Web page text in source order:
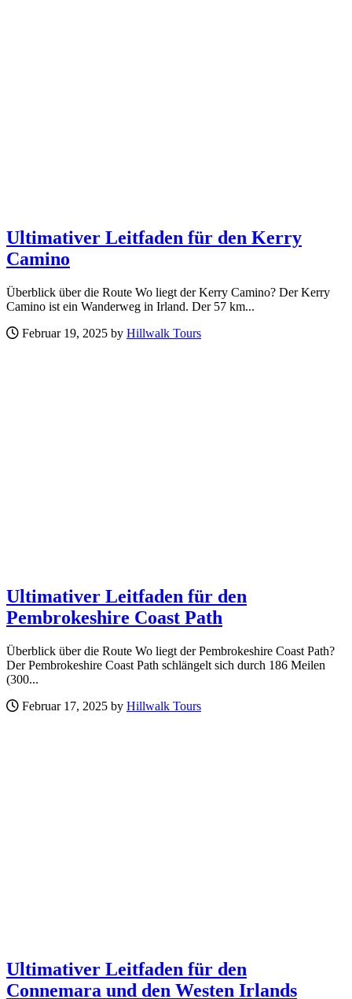
Ultimativer Leitfaden für den Kerry
Camino
Überblick über die Route Wo liegt der Kerry Camino? Der Kerry
Camino ist ein Wanderweg in Irland. Der 57 km...
Februar 19, 2025 by Hillwalk Tours
Ultimativer Leitfaden für den
Pembrokeshire Coast Path
Überblick über die Route Wo liegt der Pembrokeshire Coast Path?
Der Pembrokeshire Coast Path schlängelt sich durch 186 Meilen
(300...
Februar 17, 2025 by Hillwalk Tours
Ultimativer Leitfaden für den
Connemara und den Westen Irlands